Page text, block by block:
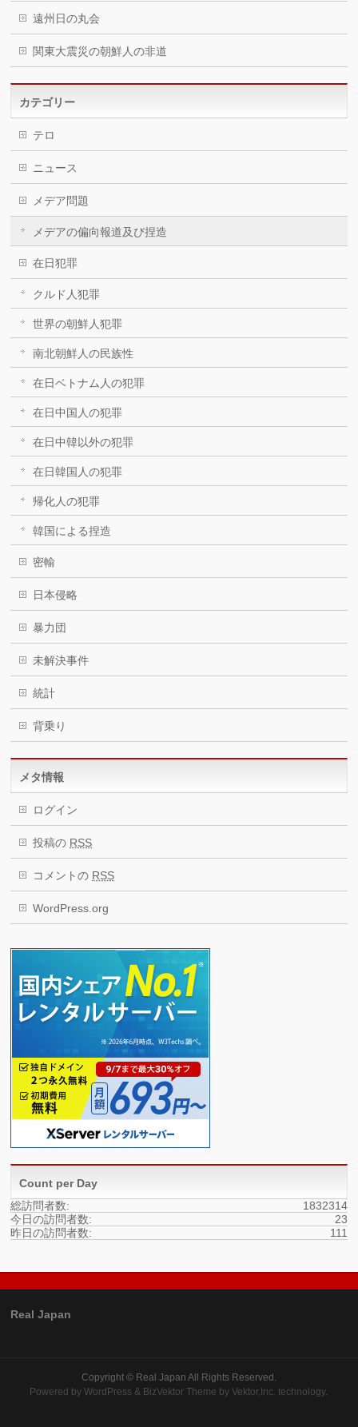
遠州日の丸会
関東大震災の朝鮮人の非道
カテゴリー
テロ
ニュース
メデア問題
メデアの偏向報道及び捏造
在日犯罪
クルド人犯罪
世界の朝鮮人犯罪
南北朝鮮人の民族性
在日ベトナム人の犯罪
在日中国人の犯罪
在日中韓以外の犯罪
在日韓国人の犯罪
帰化人の犯罪
韓国による捏造
密輸
日本侵略
暴力団
未解決事件
統計
背乗り
メタ情報
ログイン
投稿の RSS
コメントの RSS
WordPress.org
Count per Day
1832314
総訪問者数:
23
今日の訪問者数:
111
昨日の訪問者数:
Real Japan
Copyright © Real Japan All Rights Reserved.
Powered byWordPress & BizVektor Theme byVektor,Inc. technology.